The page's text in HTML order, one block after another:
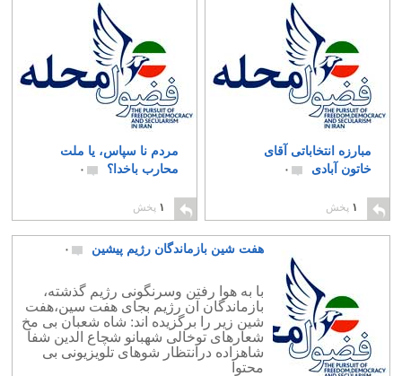
مبارزه انتخاباتی آقای
خاتون آبادی
۰
۱ پخش
مردم نا سپاس، یا ملت
محارب باخدا؟
۰
۱ پخش
هفت شین بازماندگان رژیم پیشین ۰
با به هوا رفتن وسرنگونی رژیم گذشته،
بازماندگان آن رژیم بجای هفت سین،هفت
شین زیر را برگزیده اند: شاه شعبان بی مخ
شعارهای توخالی شهبانو شچاع الدین شفا
شاهزاده درانتظار شوهای تلویزیونی بی
محتوا